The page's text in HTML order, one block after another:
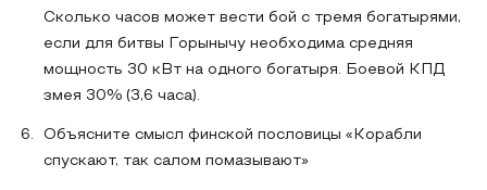
Сколько часов может вести бой с тремя богатырями,
если для битвы Горынычу необходима средняя
мощность 30 кВт на одного богатыря. Боевой КПД
змея 30% (3,6 часа).
Объясните смысл финской пословицы «Корабли
спускают, так салом помазывают»